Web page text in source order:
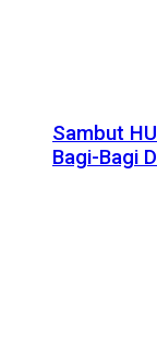
Sambut
Bagi-Bagi